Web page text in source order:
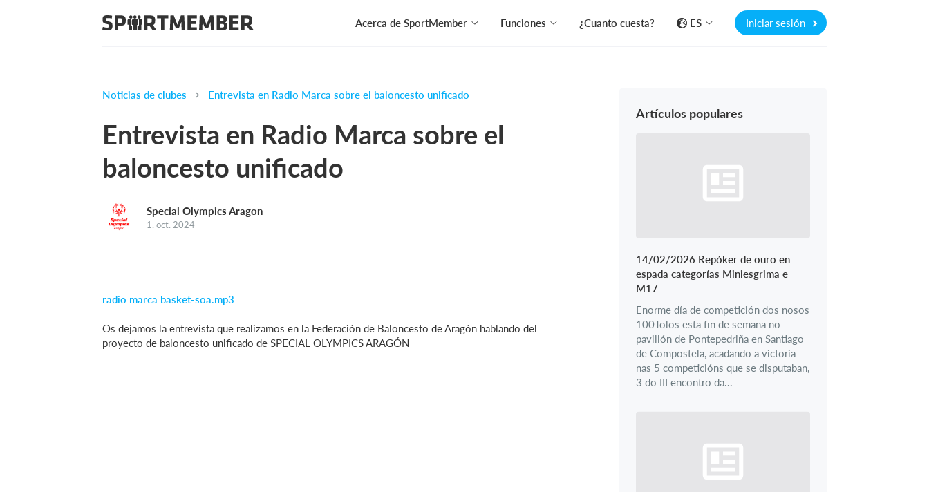
Acerca de SportMember Funciones ¿Cuanto cuesta? ES Iniciar sesión
Noticias de clubes Entrevista en Radio Marca sobre el baloncesto unificado
Entrevista en Radio Marca sobre el
baloncesto unificado
Special Olympics Aragon
1. oct. 2024
radio marca basket-soa.mp3
Os dejamos la entrevista que realizamos en la Federación de Baloncesto de Aragón hablando del
proyecto de baloncesto unificado de SPECIAL OLYMPICS ARAGÓN
Artículos populares
14/02/2026 Repóker de ouro en
espada categorías Miniesgrima e
M17
Enorme día de competición dos nosos
100Tolos esta fin de semana no
pavillón de Pontepedriña en Santiago
de Compostela, acadando a victoria
nas 5 competicións que se disputaban,
3 do III encontro da...